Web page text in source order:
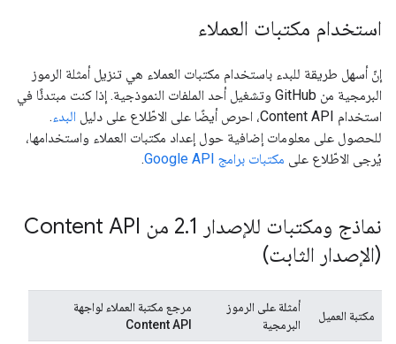
استخدام مكتبات العملاء
إنّ أسهل طريقة للبدء باستخدام مكتبات العملاء هي تنزيل أمثلة الرموز
البرمجية من GitHub وتشغيل أحد الملفات النموذجية. إذا كنت مبتدئًا في
استخدام Content API، احرص أيضًا على الاطّلاع على دليل
البدء.
للحصول على معلومات إضافية حول إعداد مكتبات العملاء واستخدامها،
يُرجى الاطّلاع على مكتبات برامج Google API .
نماذج ومكتبات للإصدار 2 .
1 من Content API
(الإصدار الثابت)
مكتبة العميل
أمثلة على الرموز
البرمجية
مرجع مكتبة العملاء لواجهة
Content API